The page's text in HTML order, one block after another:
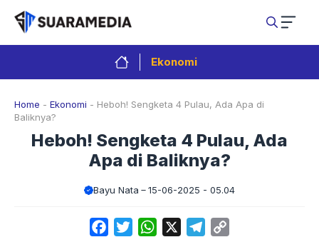
Langsung
isi
Ekonomi
Home - Ekonomi - Heboh! Sengketa 4 Pulau, Ada Apa di
Baliknya?
Heboh! Sengketa 4 Pulau, Ada
Apa di Baliknya?
Bayu Nata 15-06-2025 - 05.04
FacebookTwitterWhatsApp Telegram